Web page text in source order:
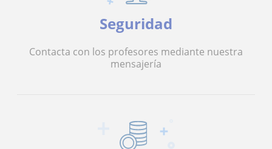
Seguridad
Contacta con los profesores mediante nuestra
mensajería